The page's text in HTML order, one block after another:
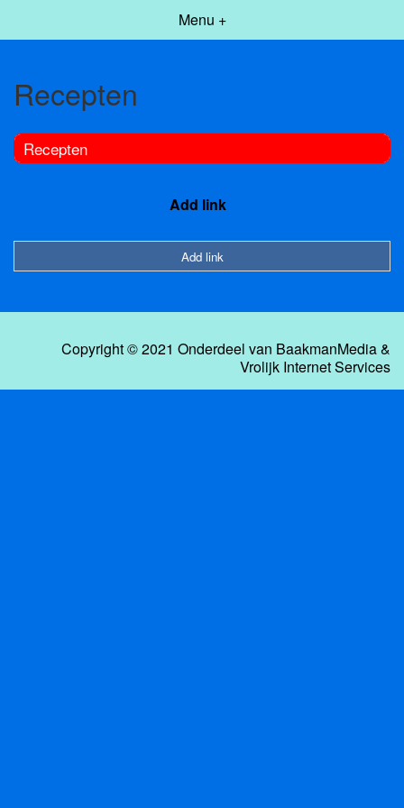
Menu +
Recepten
Recepten
Add link
Add link
Copyright © 2021 Onderdeel van BaakmanMedia&
Vrolijk Internet Services